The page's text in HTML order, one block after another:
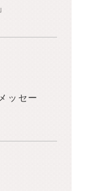
ッセー